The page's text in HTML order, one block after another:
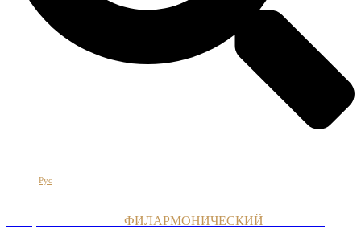
Рус
ФИЛАРМОНИЧЕСКИЙ